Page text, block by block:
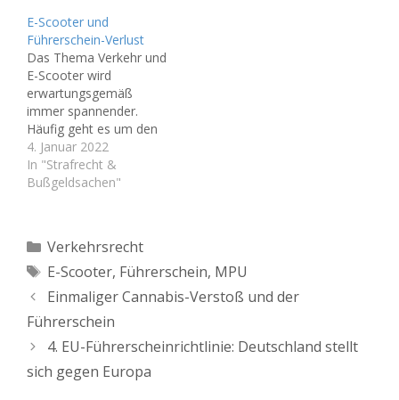
E-Scooter und
Führerschein-Verlust
Das Thema Verkehr und
E-Scooter wird
erwartungsgemäß
immer spannender.
Häufig geht es um den
Führerschein, genauer
gesagt um die
Entziehung der
das hatten wir bereits
erörtert. Sie denken,
dann ist ja alle klar
hinsichtlich der
Konsequenzen? Schauen
wir doch einmal…
4. Januar 2022
In "Strafrecht &
Bußgeldsachen"
Kategorien
Verkehrsrecht
Schlagwörter
E-Scooter, Führerschein, MPU
Einmaliger Cannabis-Verstoß und der
Führerschein
4. EU-Führerscheinrichtlinie: Deutschland stellt
sich gegen Europa